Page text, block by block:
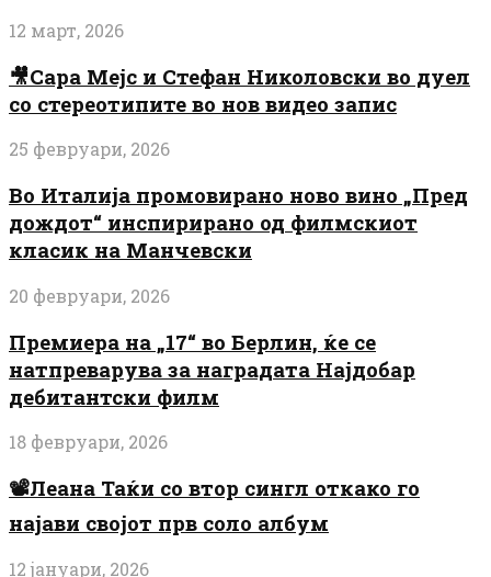
12 март, 2026
🎥Сара Мејс и Стефан Николовски во дуел
со стереотипите во нов видео запис
25 февруари, 2026
Во Италија промовирано ново вино „Пред
дождот“ инспирирано од филмскиот
класик на Манчевски
20 февруари, 2026
Премиера на „17“ во Берлин, ќе се
натпреварува за наградата Најдобар
дебитантски филм
18 февруари, 2026
📽️Леана Таќи со втор сингл откако го
најави својот прв соло албум
12 јануари, 2026